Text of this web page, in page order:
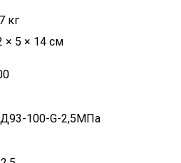
кг
× 5 × 14 см
100-G-2,5МПа